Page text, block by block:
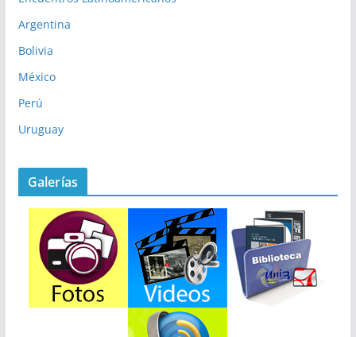
Argentina
Bolivia
México
Perú
Uruguay
Galerías